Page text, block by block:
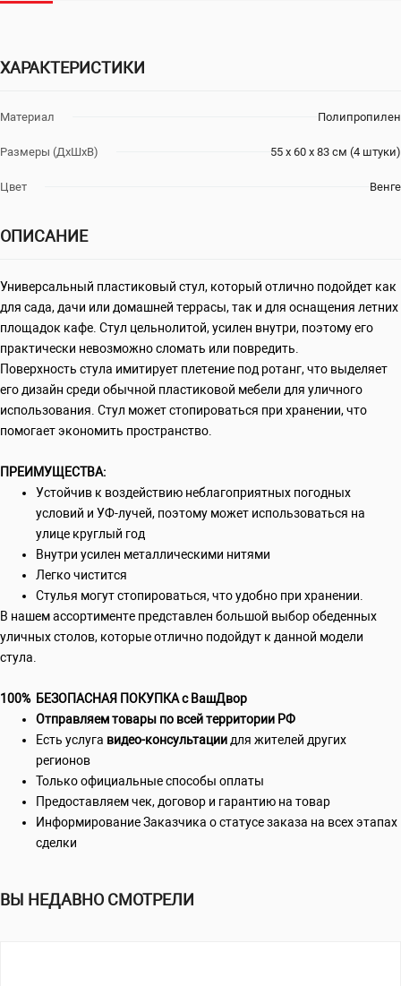
ХАРАКТЕРИСТИКИ
Материал Полипропилен
Размеры (ДхШхВ) 55 х 60 х 83 см (4 штуки)
Цвет Венге
ОПИСАНИЕ
Универсальный пластиковый стул, который отлично подойдет как
для сада, дачи или домашней террасы, так и для оснащения летних
площадок кафе. Стул цельнолитой, усилен внутри, поэтому его
практически невозможно сломать или повредить.
Поверхность стула имитирует плетение под ротанг, что выделяет
его дизайн среди обычной пластиковой мебели для уличного
использования. Стул может стопироваться при хранении, что
помогает экономить пространство.
ПРЕИМУЩЕСТВА:
Устойчив к воздействию неблагоприятных погодных
условий и УФ-лучей, поэтому может использоваться на
улице круглый год
Внутри усилен металлическими нитями
Легко чистится
Стулья могут стопироваться, что удобно при хранении.
В нашем ассортименте представлен большой выбор обеденных
уличных столов, которые отлично подойдут к данной модели
стула.
100% БЕЗОПАСНАЯ ПОКУПКА с ВашДвор
Отправляем товары по всей территории РФ
Есть услуга видео-консультации для жителей других
регионов
Только официальные способы оплаты
Предоставляем чек, договор и гарантию на товар
Информирование Заказчика о статусе заказа на всех этапах
сделки
ВЫ НЕДАВНО СМОТРЕЛИ